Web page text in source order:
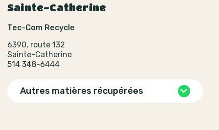
Sainte-Catherine
Tec-Com Recycle
6390, route 132
Sainte-Catherine
514 348-6444
Autres matières récupérées